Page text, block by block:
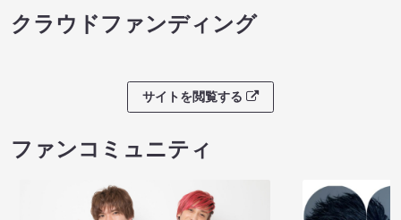
クラウドファンディング
サイトを閲覧する
ファンコミュニティ